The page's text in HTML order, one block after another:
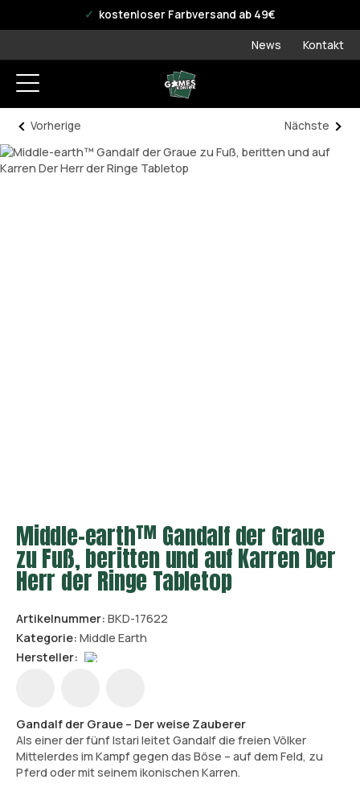
offizieller WPN Storekostenloser Farbversand ab 49€
News Kontakt
Vorherige Nächste
Middle-earth™ Gandalf der Graue
zu Fuß, beritten und auf Karren Der
Herr der Ringe Tabletop
Artikelnummer: BKD-17622
Kategorie: Middle Earth
Hersteller:
Gandalf der Graue – Der weise Zauberer
Als einer der fünf Istari leitet Gandalf die freien Völker
Mittelerdes im Kampf gegen das Böse – auf dem Feld, zu
Pferd oder mit seinem ikonischen Karren.